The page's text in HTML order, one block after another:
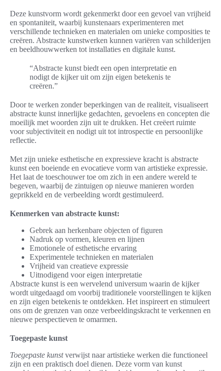
Deze kunstvorm wordt gekenmerkt door een gevoel van vrijheid
en spontaniteit, waarbij kunstenaars experimenteren met
verschillende technieken en materialen om unieke composities te
creëren. Abstracte kunstwerken kunnen variëren van schilderijen
en beeldhouwwerken tot installaties en digitale kunst.
“Abstracte kunst biedt een open interpretatie en
nodigt de kijker uit om zijn eigen betekenis te
creëren.”
Door te werken zonder beperkingen van de realiteit, visualiseert
abstracte kunst innerlijke gedachten, gevoelens en concepten die
moeilijk met woorden zijn uit te drukken. Het creëert ruimte
voor subjectiviteit en nodigt uit tot introspectie en persoonlijke
reflectie.
Met zijn unieke esthetische en expressieve kracht is abstracte
kunst een boeiende en evocatieve vorm van artistieke expressie.
Het laat de toeschouwer toe om zich in een andere wereld te
begeven, waarbij de zintuigen op nieuwe manieren worden
geprikkeld en de verbeelding wordt gestimuleerd.
Kenmerken van abstracte kunst:
Gebrek aan herkenbare objecten of figuren
Nadruk op vormen, kleuren en lijnen
Emotionele of esthetische ervaring
Experimentele technieken en materialen
Vrijheid van creatieve expressie
Uitnodigend voor eigen interpretatie
Abstracte kunst is een wervelend universum waarin de kijker
wordt uitgedaagd om voorbij traditionele voorstellingen te kijken
en zijn eigen betekenis te ontdekken. Het inspireert en stimuleert
ons om de grenzen van onze verbeeldingskracht te verkennen en
nieuwe perspectieven te omarmen.
Toegepaste kunst
Toegepaste kunstverwijst naar artistieke werken die functioneel
zijn en een praktisch doel dienen. Deze vorm van kunst